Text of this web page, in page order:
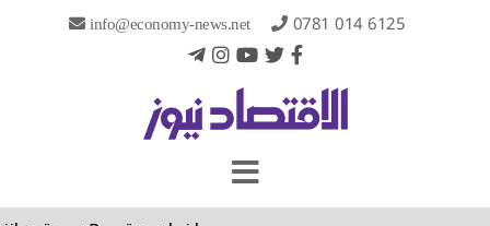
info@economy-news.net 0781 014 6125